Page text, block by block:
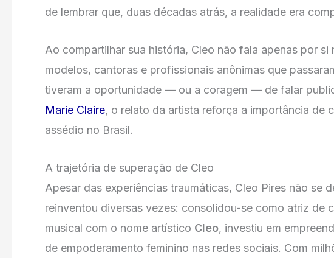
de lembrar que, duas décadas atrás, a realidade era
Ao compartilhar sua história, Cleo não fala apenas por si
modelos, cantoras e profissionais anônimas que
tiveram a oportunidade — ou a coragem — de falar
Marie Claire, o relato da artista reforça a importância de
assédio no Brasil.
A trajetória de superação de Cleo
Apesar das experiências traumáticas, Cleo Pires não se
reinventou diversas vezes: consolidou-se como atriz de
musical com o nome artístico Cleo, investiu em
de empoderamento feminino nas redes sociais. Com